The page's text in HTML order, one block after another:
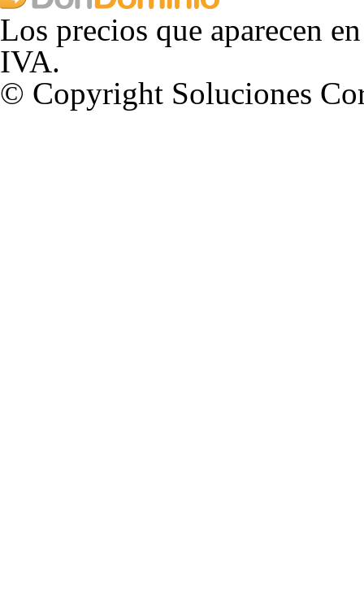
Los precios que aparecen
IVA.
© Copyright Soluciones